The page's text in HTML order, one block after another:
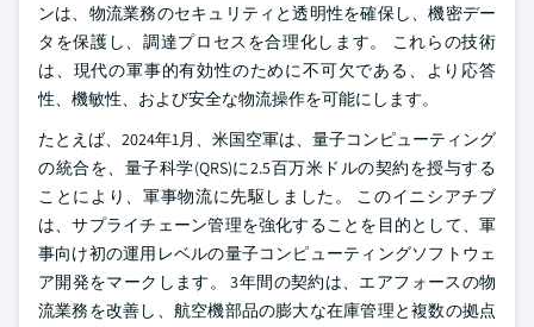
ンは、物流業務のセキュリティと透明性を確保し、機密デー
タを保護し、調達プロセスを合理化します。 これらの技術
は、現代の軍事的有効性のために不可欠である、より応答
性、機敏性、および安全な物流操作を可能にします。
たとえば、2024年1月、米国空軍は、量子コンピューティング
の統合を、量子科学(QRS)に2.5百万米ドルの契約を授与する
ことにより、軍事物流に先駆しました。 このイニシアチブ
は、サプライチェーン管理を強化することを目的として、軍
事向け初の運用レベルの量子コンピューティングソフトウェ
ア開発をマークします。 3年間の契約は、エアフォースの物
流業務を改善し、航空機部品の膨大な在庫管理と複数の拠点